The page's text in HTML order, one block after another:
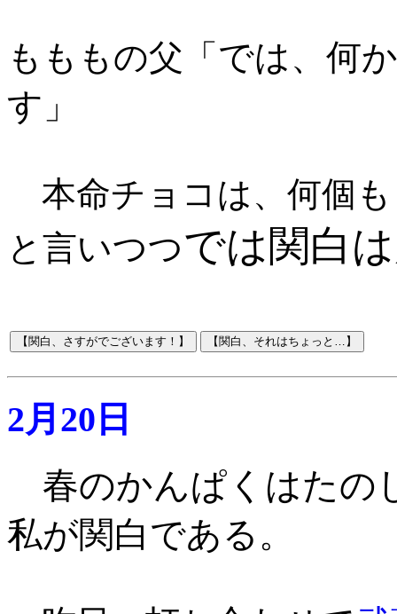
もももの父「 では、何
す 」
本命チョコは、何個
と言いつつでは関白
2月20日
春のかんぱくはたの
私が関白である。